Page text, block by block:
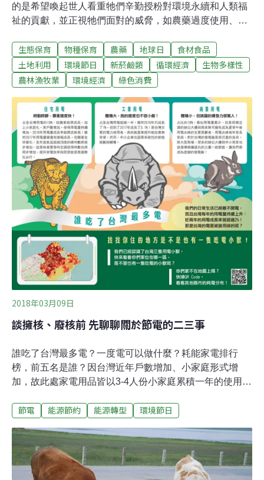
的是希望喚起世人看重牠們辛勤授粉對環境永續和人類福
祉的貢獻，並正視牠們面對的威脅，如農藥過度使用、入
（Anton Janša）的生日，以紀念這位斯洛維尼亞養蜂先
驅，他率先關注到蜜蜂的貢獻，也開創養蜂和採蜜方式，
成為現代養蜂技術的奠基者。本文響應世界蜂日，邀請大
家關注蜂群的處境，採取友善蜂群的行動。春暖花開，通
常是蜜蜂和蜂農在花間忙著採蜜的日子。只不過，原本應
該盛開的龍眼和荔枝花卻緊閉花苞。這番不尋常的景象讓
蜂農收成不到花蜜，蜜蜂也只能喝砂糖水度日。花到時節
還不開 蜜蜂與蜂農成了受災戶因為暖冬和一二月的乾旱少
雨的影響，預期豐收的龍眼和荔枝蜜，幾乎零收成。蜜蜂
肚腹扁扁，蜂農兩手空空，一起成了自然災害的受災戶
1。
生態保育 物種保育 農藥 地球日
食材食品
土地利用
環境節日 新菸鹼類 循環經濟
生物多樣性
農林漁牧業
環境經濟 綠色消費
2018年03月09日
談擁核、廢核前 先聊聊關於節電的二三事
誰吃了台灣最多電？一度電可以做什麼？耗能家電排行
榜，前五名是誰？因台灣近年戶數增加、小家庭形式增
加，故此處家電用品皆以3-4人份小家庭累積一年的使用需
全國廢核行動平台）台灣節電潛力知多少？將省下的電存
台，邀請民眾共同將節省下來的電存進撲滿，以一戶節一
度、用電零成長為目標，落實節能減碳新生活。合作社理
事黃文怡分享自身節電經驗：「將家中有待機電力的電
節電 能源節約 能源轉型 環境節日